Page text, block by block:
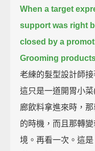
When a target
support was right
closed by a
Grooming
老練的髮型設計師
這只是一道開胃小
廊飲料拿進來時，
的時機，而且那轉
境。再看一次。這